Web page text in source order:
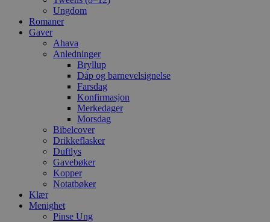
Ungdom
Romaner
Gaver
Ahava
Anledninger
Bryllup
Dåp og barnevelsignelse
Farsdag
Konfirmasjon
Merkedager
Morsdag
Bibelcover
Drikkeflasker
Duftlys
Gavebøker
Kopper
Notatbøker
Klær
Menighet
Pinse Ung